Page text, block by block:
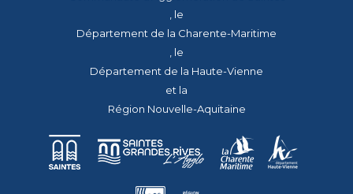
, le
Département de la Charente-Maritime
, le
Département de la Haute-Vienne
et la
Région Nouvelle-Aquitaine